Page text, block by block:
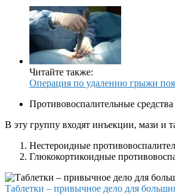
Читайте также:
Операция по удалению грыжи
Противовоспалительные средства
В эту группу входят инъекции, мази и
Нестероидные
Глюкокортикоидные
Таблетки – привычное дело для